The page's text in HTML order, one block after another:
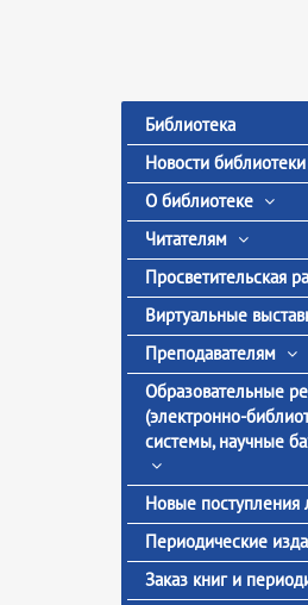
Библиотека
Новости библиотеки
О библиотеке
Читателям
Просветительская
Виртуальные
Преподавателям
Образовательные
(электронно-
системы, научные
Новые поступления
Периодические
Заказ книг и